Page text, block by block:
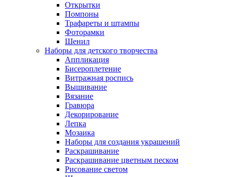
Открытки
Помпоны
Трафареты и штампы
Фоторамки
Шенил
Наборы для детского творчества
Аппликация
Бисероплетение
Витражная роспись
Вышивание
Вязание
Гравюра
Декорирование
Лепка
Мозаика
Наборы для создания украшений
Раскрашивание
Раскрашивание цветным песком
Рисование светом